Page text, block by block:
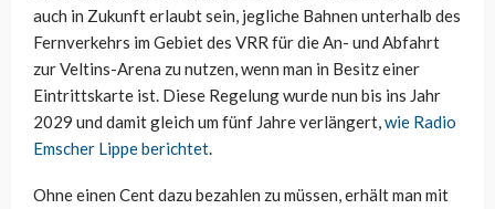
auch in Zukunft erlaubt sein, jegliche Bahnen unterhalb des
Fernverkehrs im Gebiet des VRR für die An- und Abfahrt
zur Veltins-Arena zu nutzen, wenn man in Besitz einer
Eintrittskarte ist. Diese Regelung wurde nun bis ins Jahr
2029 und damit gleich um fünf Jahre verlängert,wie Radio
Emscher Lippe berichtet.
Ohne einen Cent dazu bezahlen zu müssen, erhält man mit